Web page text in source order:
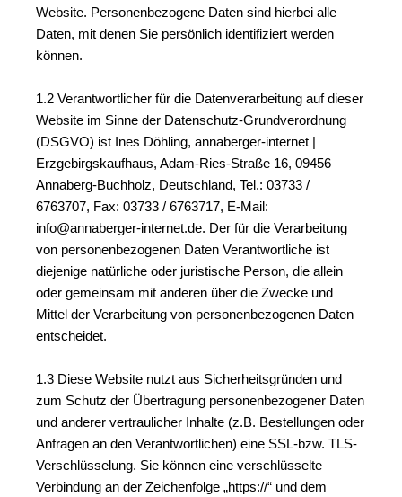
Website. Personenbezogene Daten sind hierbei alle
Daten, mit denen Sie persönlich identifiziert werden
können.
1.2 Verantwortlicher für die Datenverarbeitung auf dieser
Website im Sinne der Datenschutz-Grundverordnung
(DSGVO) ist Ines Döhling, annaberger-internet |
Erzgebirgskaufhaus, Adam-Ries-Straße 16, 09456
Annaberg-Buchholz, Deutschland, Tel.: 03733 /
6763707, Fax: 03733 / 6763717, E-Mail:
info@annaberger-internet.de. Der für die Verarbeitung
von personenbezogenen Daten Verantwortliche ist
diejenige natürliche oder juristische Person, die allein
oder gemeinsam mit anderen über die Zwecke und
Mittel der Verarbeitung von personenbezogenen Daten
entscheidet.
1.3 Diese Website nutzt aus Sicherheitsgründen und
zum Schutz der Übertragung personenbezogener Daten
und anderer vertraulicher Inhalte (z.B. Bestellungen oder
Anfragen an den Verantwortlichen) eine SSL-bzw. TLS-
Verschlüsselung. Sie können eine verschlüsselte
Verbindung an der Zeichenfolge „https://“ und dem